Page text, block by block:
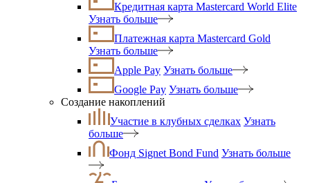
Кредитная карта Mastercard World Elite
Узнать больше
Платежная карта Mastercard Gold
Узнать больше
Apple Pay Узнать больше
Google Pay Узнать больше
Создание накоплений
Участие в клубных сделках Узнать
больше
Фонд Signet Bond Fund Узнать больше